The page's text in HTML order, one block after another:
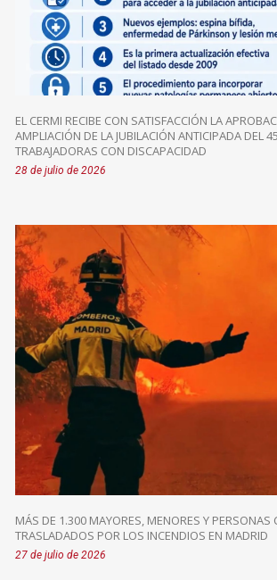
EL CERMI RECIBE CON SATISFACCIÓN LA
AMPLIACIÓN DE LA JUBILACIÓN ANTICIPADA DEL
TRABAJADORAS CON DISCAPACIDAD
28 de julio de 2026
MÁS DE 1.300 MAYORES, MENORES Y PERSONAS
TRASLADADOS POR LOS INCENDIOS EN MADRID
27 de julio de 2026